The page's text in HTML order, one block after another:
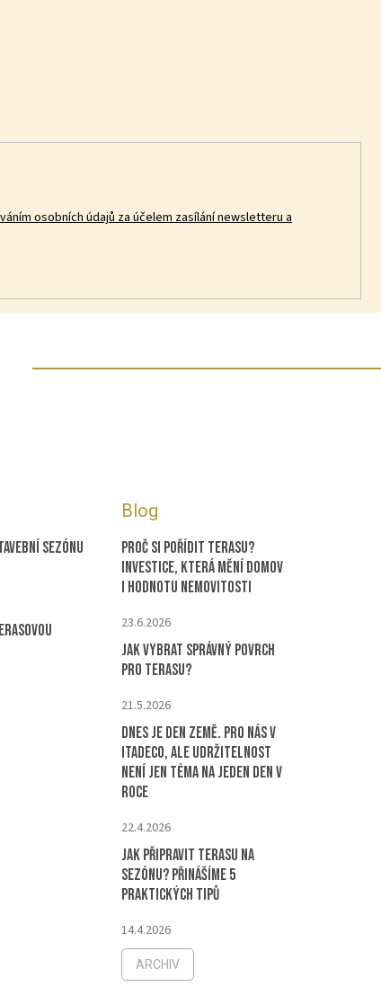
osobních údajů za účelem zasílání newsletteru a
sezónu
Blog
Proč si pořídit terasu?
Investice, která mění domov
i hodnotu nemovitosti
23.6.2026
Jak vybrat správný povrch
pro terasu?
21.5.2026
Dnes je Den Země. Pro nás v
ITADECO, ale udržitelnost
není jen téma na jeden den v
roce
22.4.2026
Jak připravit terasu na
sezónu? Přinášíme 5
praktických tipů
14.4.2026
ARCHIV